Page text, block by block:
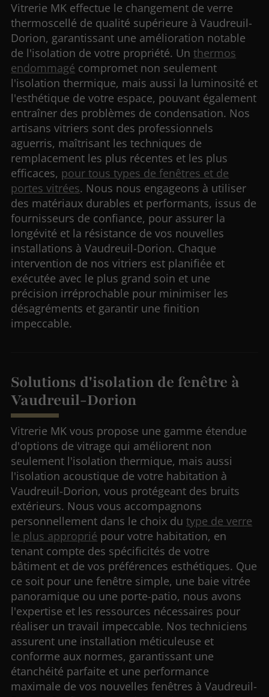
Vitrerie MK effectue le changement de verre
thermoscellé de qualité supérieure à Vaudreuil-
Dorion, garantissant une amélioration notable
de l'isolation de votre propriété. Unthermos
endommagé compromet non seulement
l'isolation thermique, mais aussi la luminosité et
l'esthétique de votre espace, pouvant également
entraîner des problèmes de condensation. Nos
artisans vitriers sont des professionnels
aguerris, maîtrisant les techniques de
remplacement les plus récentes et les plus
efficaces, pour tous types de fenêtres et de
portes vitrées. Nous nous engageons à utiliser
des matériaux durables et performants, issus de
fournisseurs de confiance, pour assurer la
longévité et la résistance de vos nouvelles
installations à Vaudreuil-Dorion. Chaque
intervention de nos vitriers est planifiée et
exécutée avec le plus grand soin et une
précision irréprochable pour minimiser les
désagréments et garantir une finition
impeccable.
Solutions d'isolation de fenêtre à
Vaudreuil-Dorion
Vitrerie MK vous propose une gamme étendue
d'options de vitrage qui améliorent non
seulement l'isolation thermique, mais aussi
l'isolation acoustique de votre habitation à
Vaudreuil-Dorion, vous protégeant des bruits
extérieurs. Nous vous accompagnons
personnellement dans le choix dutype de verre
le plus approprié pour votre habitation, en
tenant compte des spécificités de votre
bâtiment et de vos préférences esthétiques. Que
ce soit pour une fenêtre simple, une baie vitrée
panoramique ou une porte-patio, nous avons
l'expertise et les ressources nécessaires pour
réaliser un travail impeccable. Nos techniciens
assurent une installation méticuleuse et
conforme aux normes, garantissant une
étanchéité parfaite et une performance
maximale de vos nouvelles fenêtres à Vaudreuil-